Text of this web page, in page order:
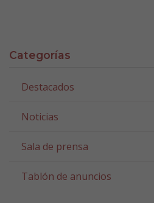
Categorías
Destacados
Noticias
Sala de prensa
Tablón de anuncios